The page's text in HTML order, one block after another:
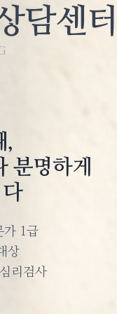
담센
,
분명하게
가 1급
상
리검사